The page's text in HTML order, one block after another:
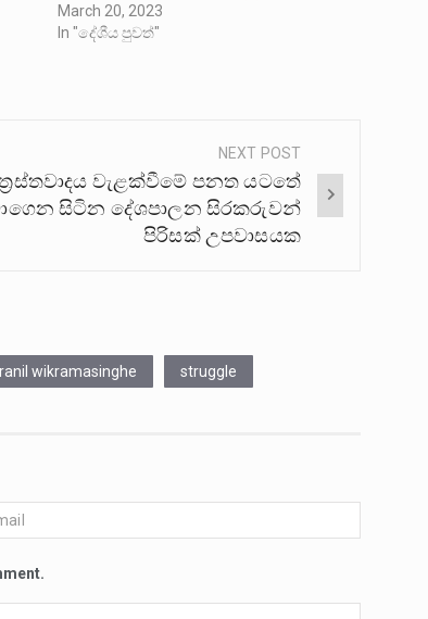
March 20, 2023
In "දේශීය පුවත්"
NEXT POST
වැළක්වීමේ පනත යටතේ
සිටින දේශපාලන සිරකරුවන්
පිරිසක් උපවාසයක
ranil wikramasinghe struggle